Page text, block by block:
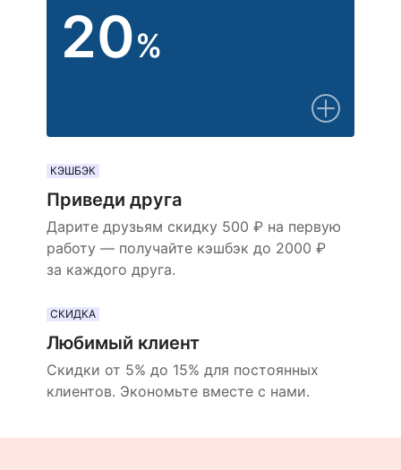
20%
КЭШБЭК
Приведи друга
Дарите друзьям скидку 500 ₽ на первую
работу — получайте кэшбэк до 2000 ₽
за каждого друга.
СКИДКА
Любимый клиент
Скидки от 5% до 15% для постоянных
клиентов. Экономьте вместе с нами.